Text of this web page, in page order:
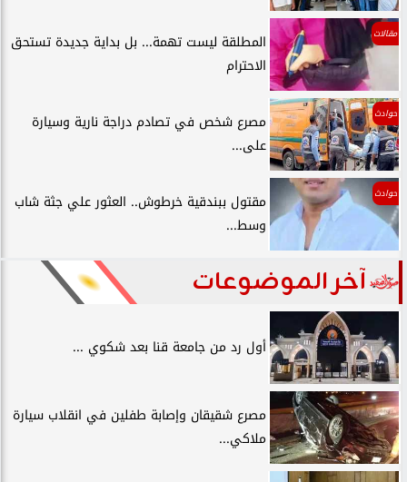
مقالات
المطلقة ليست تهمة... بل بداية جديدة تستحق
الاحترام
حوادث
مصرع شخص في تصادم دراجة نارية وسيارة
على...
حوادث
مقتول ببندقية خرطوش.. العثور علي جثة شاب
وسط...
آخر الموضوعات
أول رد من جامعة قنا بعد شكوي ...
مصرع شقيقان وإصابة طفلين في انقلاب سيارة
ملاكي...